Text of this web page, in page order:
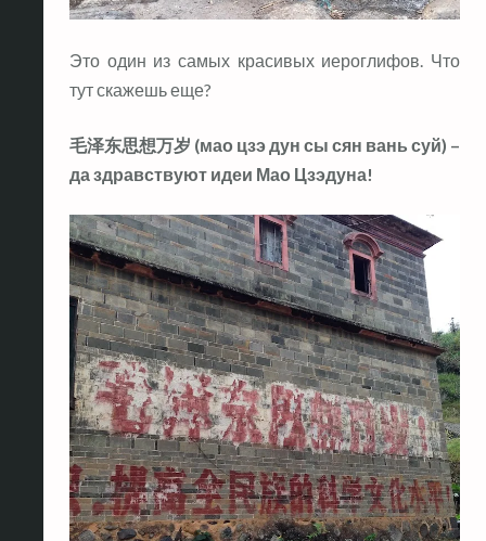
Это один из самых красивых иероглифов. Что
тут скажешь еще?
毛泽东思想万岁 (мао цзэ дун сы сян вань суй) –
да здравствуют идеи Мао Цзэдуна!